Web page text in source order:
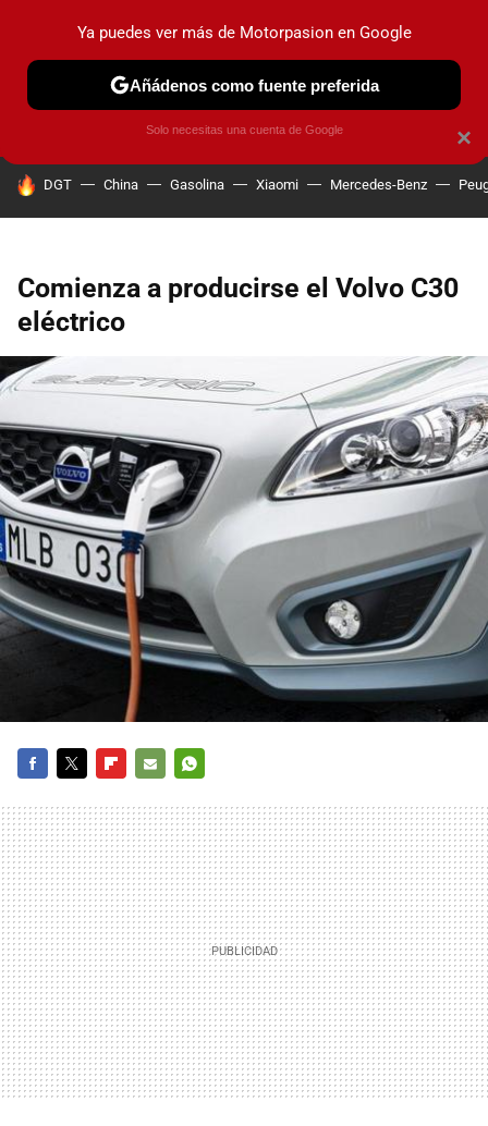
PRUEBAS COCHES ELÉCTRICOS OBSERVATORIO
HOY SE HABLA DE
DGT China Gasolina Xiaomi Mercedes-Benz
Comienza a producirse el Volvo C30
eléctrico
MAIL
×
Ya puedes ver más de Motorpasion en Google
Añádenos como fuente preferida
Solo necesitas una cuenta de Google